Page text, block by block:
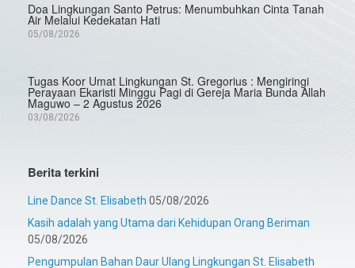
Doa Lingkungan Santo Petrus: Menumbuhkan Cinta Tanah
Air Melalui Kedekatan Hati
05/08/2026
Tugas Koor Umat Lingkungan St. Gregorius : Mengiringi
Perayaan Ekaristi Minggu Pagi di Gereja Maria Bunda Allah
Maguwo – 2 Agustus 2026
03/08/2026
Berita terkini
Line Dance St. Elisabeth 05/08/2026
Kasih adalah yang Utama dari Kehidupan Orang Beriman
05/08/2026
Pengumpulan Bahan Daur Ulang Lingkungan St. Elisabeth